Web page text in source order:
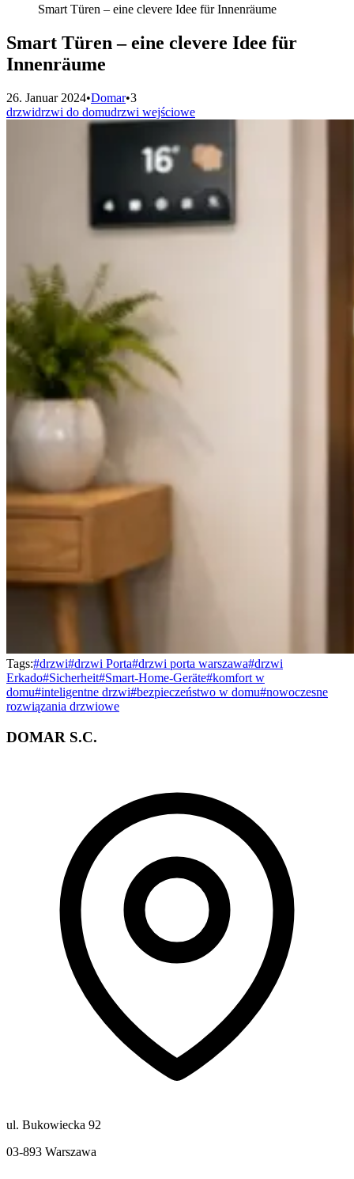
Smart Türen – eine clevere Idee für Innenräume
Smart Türen – eine clevere Idee für
Innenräume
26. Januar 2024•Domar•3
drzwidrzwi do domudrzwi wejściowe
Tags:#drzwi#drzwi Porta#drzwi porta warszawa#drzwi
Erkado#Sicherheit#Smart-Home-Geräte#komfort w
domu#inteligentne drzwi#bezpieczeństwo w domu#nowoczesne
rozwiązania drzwiowe
DOMAR S.C.
ul. Bukowiecka 92
03-893 Warszawa